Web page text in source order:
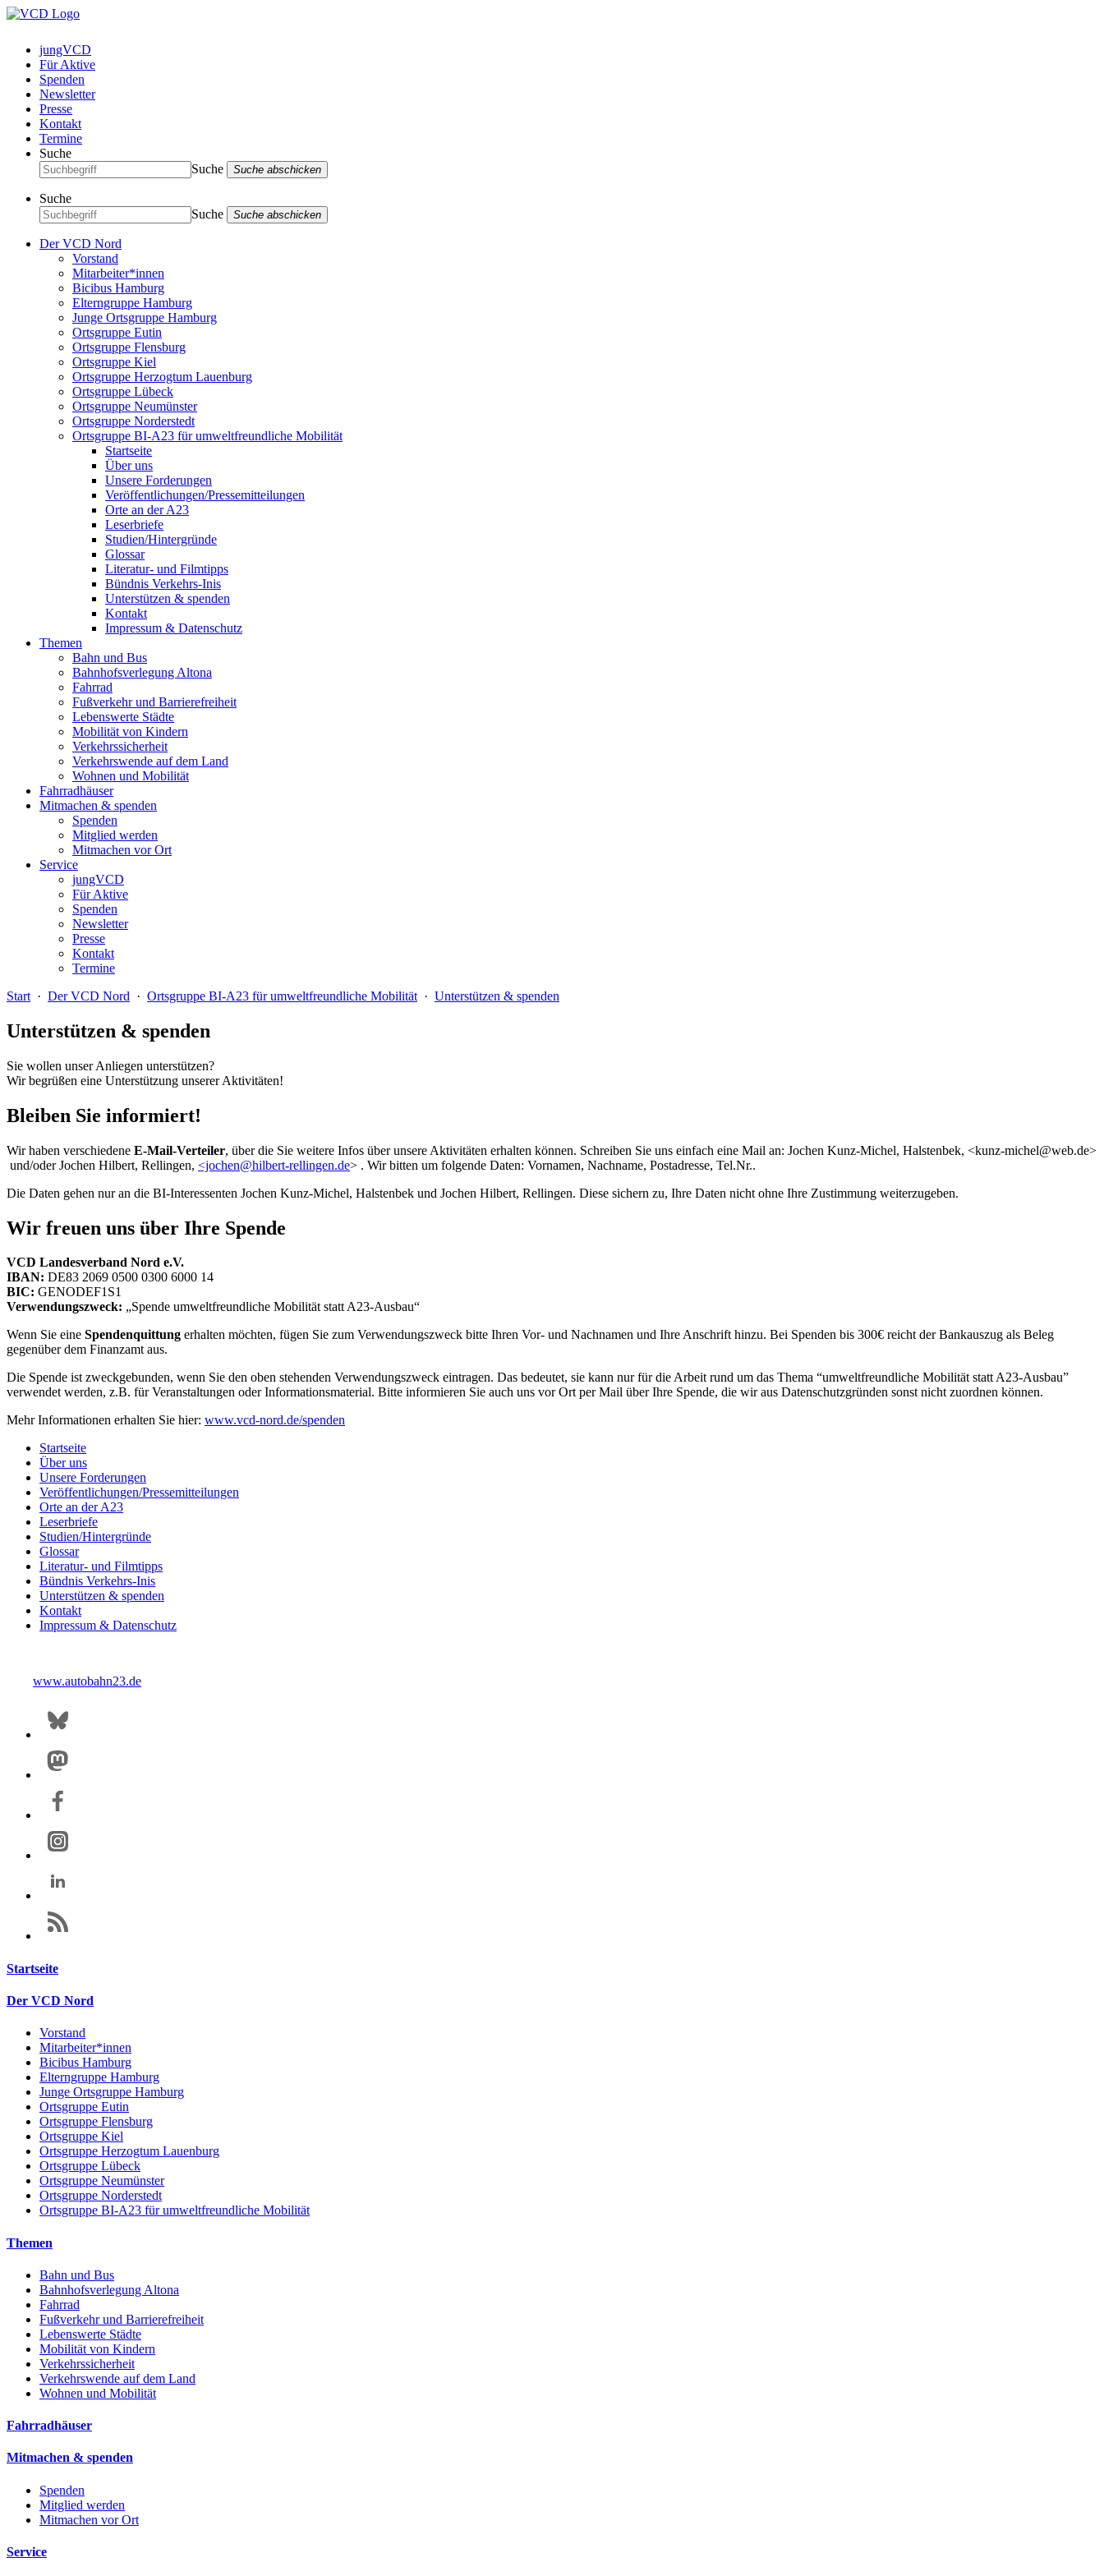
jungVCD
Für Aktive
Spenden
Newsletter
Presse
Kontakt
Termine
Suche
Suche
Suche abschicken
Suche
Suche
Suche abschicken
Der VCD Nord
Vorstand
Mitarbeiter*innen
Bicibus Hamburg
Elterngruppe Hamburg
Junge Ortsgruppe Hamburg
Ortsgruppe Eutin
Ortsgruppe Flensburg
Ortsgruppe Kiel
Ortsgruppe Herzogtum Lauenburg
Ortsgruppe Lübeck
Ortsgruppe Neumünster
Ortsgruppe Norderstedt
Ortsgruppe BI-A23 für umweltfreundliche Mobilität
Startseite
Über uns
Unsere Forderungen
Veröffentlichungen/Pressemitteilungen
Orte an der A23
Leserbriefe
Studien/Hintergründe
Glossar
Literatur- und Filmtipps
Bündnis Verkehrs-Inis
Unterstützen & spenden
Kontakt
Impressum & Datenschutz
Themen
Bahn und Bus
Bahnhofsverlegung Altona
Fahrrad
Fußverkehr und Barrierefreiheit
Lebenswerte Städte
Mobilität von Kindern
Verkehrssicherheit
Verkehrswende auf dem Land
Wohnen und Mobilität
Fahrradhäuser
Mitmachen & spenden
Spenden
Mitglied werden
Mitmachen vor Ort
Service
jungVCD
Für Aktive
Spenden
Newsletter
Presse
Kontakt
Termine
Start · Der VCD Nord · Ortsgruppe BI-A23 für umweltfreundliche Mobilität · Unterstützen & spenden
Unterstützen & spenden
Sie wollen unser Anliegen unterstützen?
Wir begrüßen eine Unterstützung unserer Aktivitäten!
Bleiben Sie informiert!
Wir haben verschiedene E-Mail-Verteiler, über die Sie weitere Infos über unsere Aktivitäten erhalten können. Schreiben Sie uns einfach eine Mail an: Jochen Kunz-Michel, Halstenbek, <kunz-michel@web.de>
und/oder Jochen Hilbert, Rellingen, <jochen@hilbert-rellingen.de> . Wir bitten um folgende Daten: Vornamen, Nachname, Postadresse, Tel.Nr..
Die Daten gehen nur an die BI-Interessenten Jochen Kunz-Michel, Halstenbek und Jochen Hilbert, Rellingen. Diese sichern zu, Ihre Daten nicht ohne Ihre Zustimmung weiterzugeben.
Wir freuen uns über Ihre Spende
VCD Landesverband Nord e.V.
IBAN: DE83 2069 0500 0300 6000 14
BIC: GENODEF1S1
Verwendungszweck: „Spende umweltfreundliche Mobilität statt A23-Ausbau“
Wenn Sie eine Spendenquittung erhalten möchten, fügen Sie zum Verwendungszweck bitte Ihren Vor- und Nachnamen und Ihre Anschrift hinzu. Bei Spenden bis 300€ reicht der Bankauszug als Beleg
gegenüber dem Finanzamt aus.
Die Spende ist zweckgebunden, wenn Sie den oben stehenden Verwendungszweck eintragen. Das bedeutet, sie kann nur für die Arbeit rund um das Thema “umweltfreundliche Mobilität statt A23-Ausbau”
verwendet werden, z.B. für Veranstaltungen oder Informationsmaterial. Bitte informieren Sie auch uns vor Ort per Mail über Ihre Spende, die wir aus Datenschutzgründen sonst nicht zuordnen können.
Mehr Informationen erhalten Sie hier: www.vcd-nord.de/spenden
Startseite
Über uns
Unsere Forderungen
Veröffentlichungen/Pressemitteilungen
Orte an der A23
Leserbriefe
Studien/Hintergründe
Glossar
Literatur- und Filmtipps
Bündnis Verkehrs-Inis
Unterstützen & spenden
Kontakt
Impressum & Datenschutz
www.autobahn23.de
Startseite
Der VCD Nord
Vorstand
Mitarbeiter*innen
Bicibus Hamburg
Elterngruppe Hamburg
Junge Ortsgruppe Hamburg
Ortsgruppe Eutin
Ortsgruppe Flensburg
Ortsgruppe Kiel
Ortsgruppe Herzogtum Lauenburg
Ortsgruppe Lübeck
Ortsgruppe Neumünster
Ortsgruppe Norderstedt
Ortsgruppe BI-A23 für umweltfreundliche Mobilität
Themen
Bahn und Bus
Bahnhofsverlegung Altona
Fahrrad
Fußverkehr und Barrierefreiheit
Lebenswerte Städte
Mobilität von Kindern
Verkehrssicherheit
Verkehrswende auf dem Land
Wohnen und Mobilität
Fahrradhäuser
Mitmachen & spenden
Spenden
Mitglied werden
Mitmachen vor Ort
Service